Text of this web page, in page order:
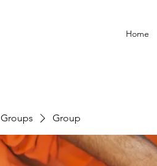
Home
Groups Group